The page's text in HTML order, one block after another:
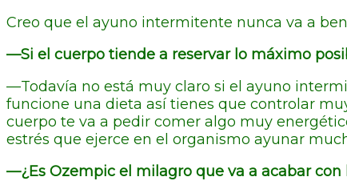
Creo que el ayuno intermitente nunca va a
—Si el cuerpo tiende a reservar lo máximo
—Todavía no está muy claro si el ayuno
funcione una dieta así tienes que controlar
cuerpo te va a pedir comer algo muy
estrés que ejerce en el organismo ayunar
—¿Es Ozempic el milagro que va a acabar con